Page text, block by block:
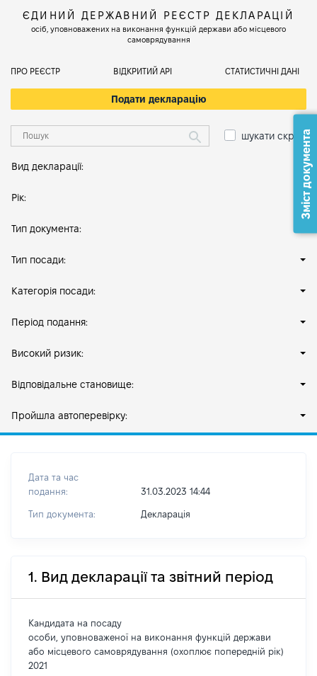
ЄДИНИЙ ДЕРЖАВНИЙ РЕЄСТР ДЕКЛАРАЦІЙ
осіб, уповноважених на виконання функцій держави або місцевого
самоврядування
ПРО РЕЄСТР ВІДКРИТИЙ АРІ СТАТИСТИЧНІ ДАНІ
Подати декларацію
шукати скрізь
Вид декларації:
Рік:
Тип документа:
Тип посади:
Категорія посади:
Період подання:
Високий ризик:
Відповідальне становище:
Пройшла автоперевірку:
Дата та час
подання:
31.03.2023 14:44
Тип документа: Декларація
1. Вид декларації та звітний період
Кандидата на посаду
особи, уповноваженої на виконання функцій держави
або місцевого самоврядування (охоплює попередній рік)
2021
Зміст документа